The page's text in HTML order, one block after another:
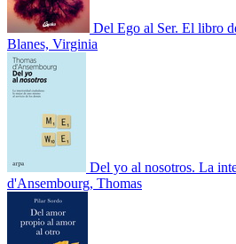
Del Ego al Ser. El libro
Blanes, Virginia
Del yo al nosotros. La
d'Ansembourg, Thomas